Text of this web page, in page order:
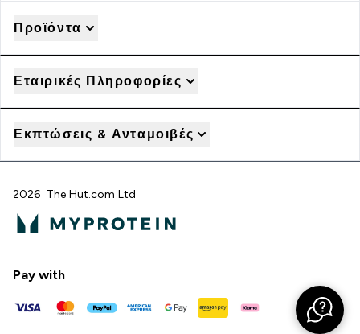
Προϊόντα
Εταιρικές Πληροφορίες
Εκπτώσεις & Ανταμοιβές
2026 The Hut.com Ltd
Pay with